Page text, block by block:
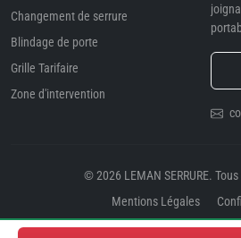
Changement de serrure
Blindage de porte
Grille Tarifaire
Zone d'intervention
© 2026 LEMAN SERRURE.
Mentions Légales